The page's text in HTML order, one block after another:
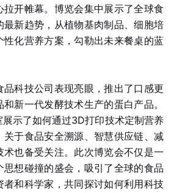
开帷幕。博览会集中展示了全球食
新趋势，从植物基肉制品、细胞培
性化营养方案，勾勒出未来餐桌的蓝
品科技公司表现亮眼，推出了口感更
新一代发酵技术生产的蛋白产品。
示了如何通过3D打印技术定制营养
于食品安全溯源、智慧供应链、减
也备受关注。此次博览会不仅是一
想碰撞的盛会，吸引了全球的食品
和科学家，共同探讨如何利用科技